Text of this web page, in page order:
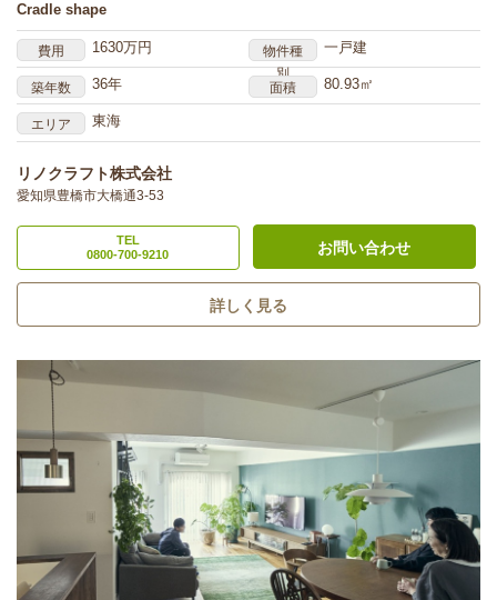
Cradle shape
費用 1630万円
物件種
別
一戸建
築年数 36年 面積 80.93㎡
エリア 東海
リノクラフト株式会社
愛知県豊橋市大橋通3-53
TEL
0800-700-9210
お問い合わせ
詳しく見る